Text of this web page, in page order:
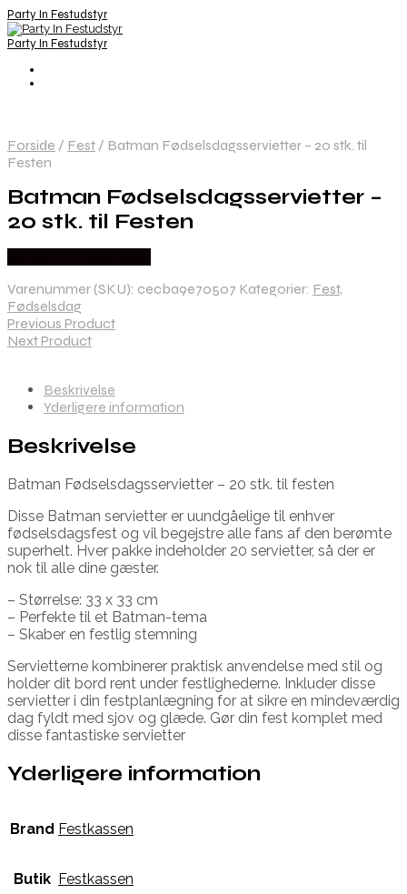
Party In Festudstyr
Party In Festudstyr
Forside / Fest / Batman Fødselsdagsservietter – 20 stk. til
Festen
Batman Fødselsdagsservietter –
20 stk. til Festen
Varenummer (SKU): cecba9e70507 Kategorier: Fest,
Fødselsdag
Previous Product
Next Product
Beskrivelse
Yderligere information
Beskrivelse
Batman Fødselsdagsservietter – 20 stk. til festen
Disse Batman servietter er uundgåelige til enhver
fødselsdagsfest og vil begejstre alle fans af den berømte
superhelt. Hver pakke indeholder 20 servietter, så der er
nok til alle dine gæster.
– Størrelse: 33 x 33 cm
– Perfekte til et Batman-tema
– Skaber en festlig stemning
Servietterne kombinerer praktisk anvendelse med stil og
holder dit bord rent under festlighederne. Inkluder disse
servietter i din festplanlægning for at sikre en mindeværdig
dag fyldt med sjov og glæde. Gør din fest komplet med
disse fantastiske servietter
Yderligere information
Brand Festkassen
Butik Festkassen